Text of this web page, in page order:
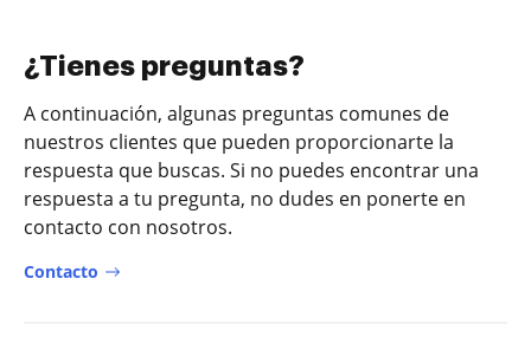
¿Tienes preguntas?
A continuación, algunas preguntas comunes de
nuestros clientes que pueden proporcionarte la
respuesta que buscas. Si no puedes encontrar una
respuesta a tu pregunta, no dudes en ponerte en
contacto con nosotros.
Contacto